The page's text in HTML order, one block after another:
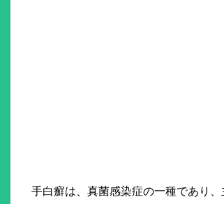
手白癬は、真菌感染症の一種であり